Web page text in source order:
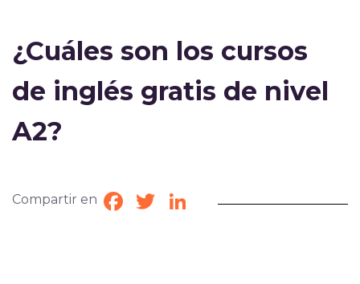
¿Cuáles son los cursos
de inglés gratis de nivel
A2?
Compartir en Facebook
TwitterLinkedIn